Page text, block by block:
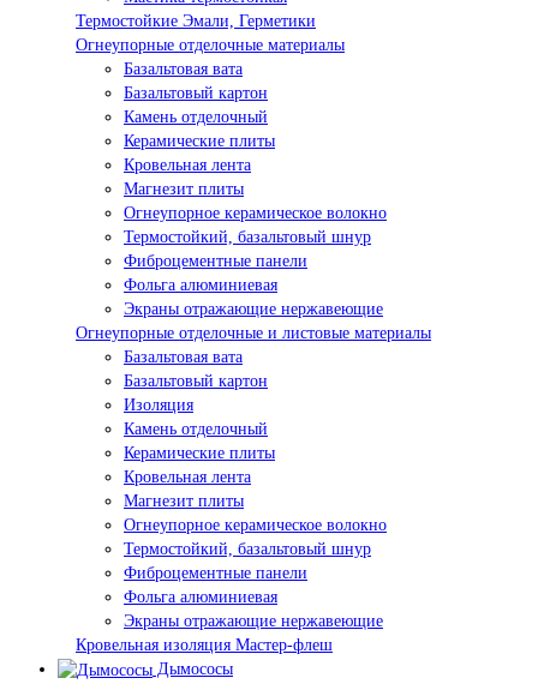
Термостойкие Эмали, Герметики
Огнеупорные отделочные материалы
Базальтовая вата
Базальтовый картон
Камень отделочный
Керамические плиты
Кровельная лента
Магнезит плиты
Огнеупорное керамическое волокно
Термостойкий, базальтовый шнур
Фиброцементные панели
Фольга алюминиевая
Экраны отражающие нержавеющие
Огнеупорные отделочные и листовые материалы
Базальтовая вата
Базальтовый картон
Изоляция
Камень отделочный
Керамические плиты
Кровельная лента
Магнезит плиты
Огнеупорное керамическое волокно
Термостойкий, базальтовый шнур
Фиброцементные панели
Фольга алюминиевая
Экраны отражающие нержавеющие
Кровельная изоляция Мастер-флеш
Дымососы